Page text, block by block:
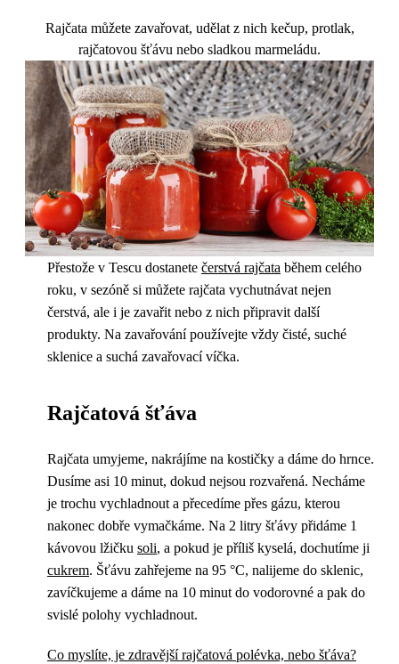
Rajčata můžete zavařovat, udělat z nich kečup, protlak,
rajčatovou šťávu nebo sladkou marmeládu.
Přestože v Tescu dostanete čerstvá rajčata během celého
roku, v sezóně si můžete rajčata vychutnávat nejen
čerstvá, ale i je zavařit nebo z nich připravit další
produkty. Na zavařování používejte vždy čisté, suché
sklenice a suchá zavařovací víčka.
Rajčatová šťáva
Rajčata umyjeme, nakrájíme na kostičky a dáme do hrnce.
Dusíme asi 10 minut, dokud nejsou rozvařená. Necháme
je trochu vychladnout a přecedíme přes gázu, kterou
nakonec dobře vymačkáme. Na 2 litry šťávy přidáme 1
kávovou lžičku soli, a pokud je příliš kyselá, dochutíme ji
cukrem. Šťávu zahřejeme na 95 °C, nalijeme do sklenic,
zavíčkujeme a dáme na 10 minut do vodorovné a pak do
svislé polohy vychladnout.
Co myslíte, je zdravější rajčatová polévka, nebo šťáva?